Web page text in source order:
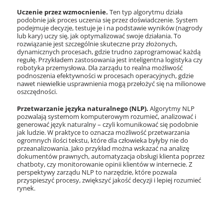
Uczenie przez wzmocnienie. Ten typ algorytmu działa
podobnie jak proces uczenia się przez doświadczenie. System
podejmuje decyzje, testuje je i na podstawie wyników (nagrody
lub kary) uczy się, jak optymalizować swoje działania. To
rozwiązanie jest szczególnie skuteczne przy złożonych,
dynamicznych procesach, gdzie trudno zaprogramować każdą
regułę. Przykładem zastosowania jest inteligentna logistyka czy
robotyka przemysłowa. Dla zarządu to realna możliwość
podnoszenia efektywności w procesach operacyjnych, gdzie
nawet niewielkie usprawnienia mogą przełożyć się na milionowe
oszczędności.
Przetwarzanie języka naturalnego (NLP). Algorytmy NLP
pozwalają systemom komputerowym rozumieć, analizować i
generować język naturalny – czyli komunikować się podobnie
jak ludzie. W praktyce to oznacza możliwość przetwarzania
ogromnych ilości tekstu, które dla człowieka byłyby nie do
przeanalizowania. Jako przykład można wskazać na analizę
dokumentów prawnych, automatyzacja obsługi klienta poprzez
chatboty, czy monitorowanie opinii klientów w internecie. Z
perspektywy zarządu NLP to narzędzie, które pozwala
przyspieszyć procesy, zwiększyć jakość decyzji i lepiej rozumieć
rynek.